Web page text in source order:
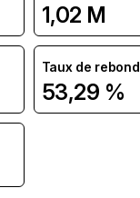
1,02 M
Taux de rebond
53,29 %